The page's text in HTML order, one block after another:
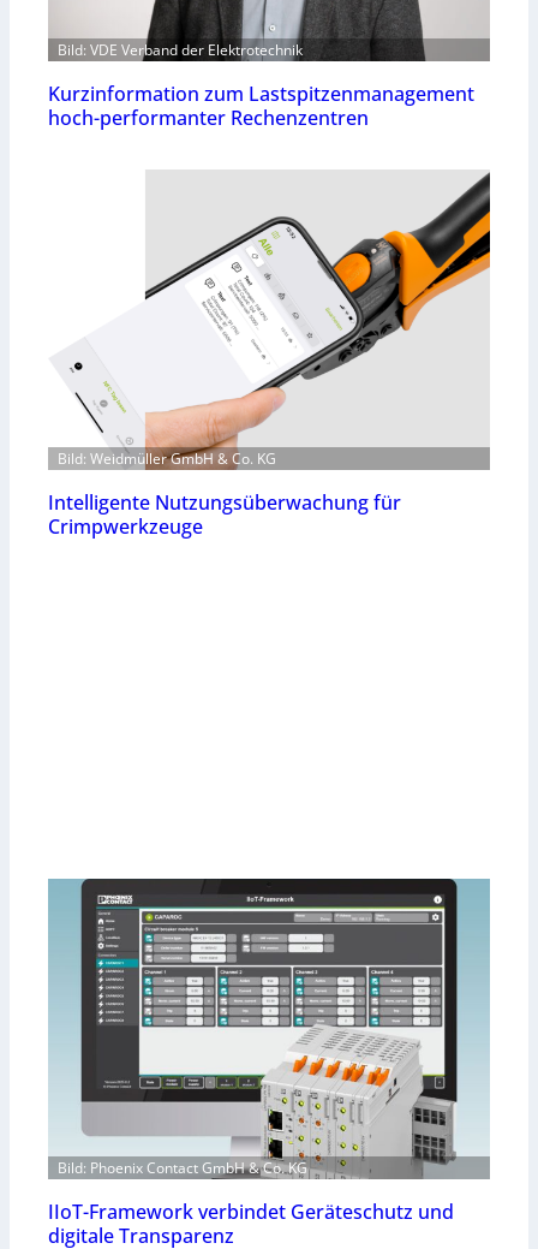
Bild: VDE Verband der Elektrotechnik
Kurzinformation zum Lastspitzenmanagement
hoch-performanter Rechenzentren
Bild: Weidmüller GmbH & Co. KG
Intelligente Nutzungsüberwachung für
Crimpwerkzeuge
Bild: Phoenix Contact GmbH & Co. KG
IIoT-Framework verbindet Geräteschutz und
digitale Transparenz